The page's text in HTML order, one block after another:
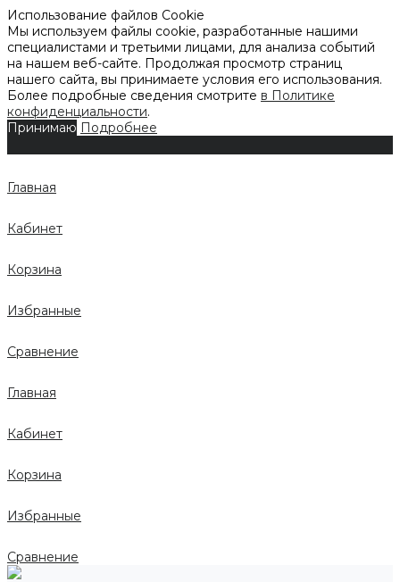
Использование файлов Cookie
Мы используем файлы cookie, разработанные нашими
специалистами и третьими лицами, для анализа событий
на нашем веб-сайте. Продолжая просмотр страниц
нашего сайта, вы принимаете условия его использования.
Более подробные сведения смотрите в Политике
конфиденциальности.
Принимаю Подробнее
Главная
Кабинет
Корзина
Избранные
Сравнение
Главная
Кабинет
Корзина
Избранные
Сравнение